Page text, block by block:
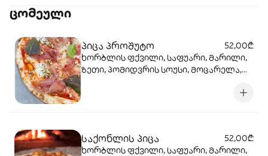
ცომეული
პიცა პროშუტო
52,00₾
ხორბლის ფქვილი, საფუარი, მარილი,
ზეთი, პომიდვრის სოუსი, მოცარელა,
საქონლის პიცა
52,00₾
ხორბლის ფქვილი, საფუარი, მარილი,